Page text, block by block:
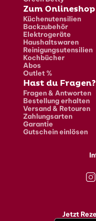
Zum Onlineshop
Küchenutensilien
Backzubehör
Elektrogeräte
Haushaltswaren
Reinigungsutensilien
Kochbücher
Abos
Outlet %
Hast du Fragen?
Fragen & Antworten
Bestellung erhalten
Versand & Retouren
Zahlungsarten
Garantie
Gutschein einlösen
Jetzt